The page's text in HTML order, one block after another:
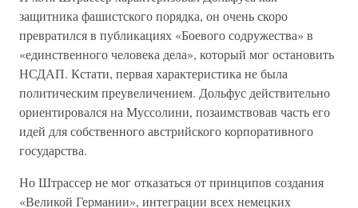
защитника фашистского порядка, он очень скоро
превратился в публикациях «Боевого содружества» в
«единственного человека дела», который мог остановить
НСДАП. Кстати, первая характеристика не была
политическим преувеличением. Дольфус действительно
ориентировался на Муссолини, позаимствовав часть его
идей для собственного австрийского корпоративного
государства.
Но Штрассер не мог отказаться от принципов создания
«Великой Германии», интеграции всех немецких